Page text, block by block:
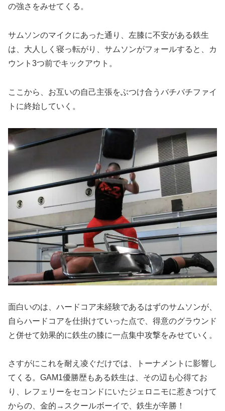
の強さをみせてくる。
サムソンのマイクにあった通り、左膝に不安がある鉄生
は、大人しく寝っ転がり、サムソンがフォールすると、カ
ウント3つ前でキックアウト。
ここから、お互いの自己主張をぶつけ合うバチバチファイ
トに終始していく。
面白いのは、ハードコア未経験であるはずのサムソンが、
自らハードコアを仕掛けていった点で、得意のグラウンド
と併せて効果的に鉄生の膝に一点集中攻撃をみせていく。
さすがにこれを耐え凌ぐだけでは、トーナメントに影響し
てくる。GAM1優勝歴もある鉄生は、その辺も心得てお
り、レフェリーをセコンドにいたジェロニモに惹きつけて
からの、金的→スクールボーイで、鉄生が辛勝！